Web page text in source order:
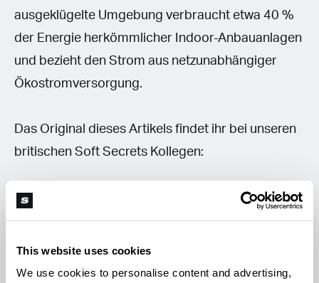
This website uses cookies
We use cookies to personalise content and advertising,
ausgeklügelte Umgebung verbraucht etwa 40 %
der Energie herkömmlicher Indoor-Anbauanlagen
und bezieht den Strom aus netzunabhängiger
Ökostromversorgung.
Das Original dieses Artikels findet ihr bei unseren
britischen Soft Secrets Kollegen:
Major UK Medical Cannabis Research Project
Announced